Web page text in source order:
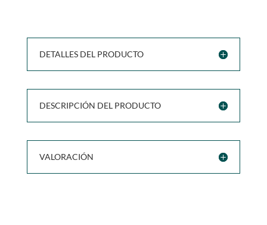
DETALLES DEL PRODUCTO
DESCRIPCIÓN DEL PRODUCTO
VALORACIÓN